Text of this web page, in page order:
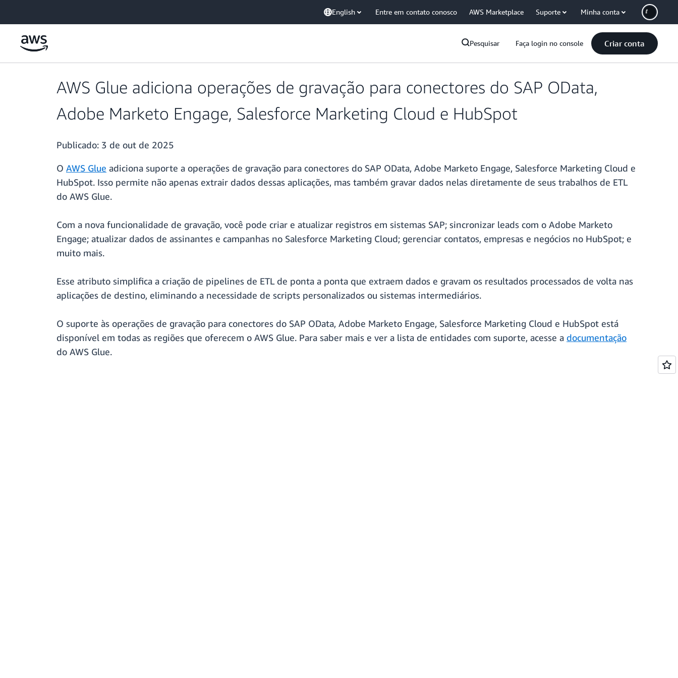
English Entre em contato conosco AWS Marketplace Suporte Minha conta
Pesquisar Faça login no console Criar conta
AWS Glue adiciona operações de gravação para conectores do SAP OData,
Adobe Marketo Engage, Salesforce Marketing Cloud e HubSpot
Publicado: 3 de out de 2025
O AWS Glue adiciona suporte a operações de gravação para conectores do SAP OData, Adobe Marketo Engage, Salesforce Marketing Cloud e
HubSpot. Isso permite não apenas extrair dados dessas aplicações, mas também gravar dados nelas diretamente de seus trabalhos de ETL
do AWS Glue.
Com a nova funcionalidade de gravação, você pode criar e atualizar registros em sistemas SAP; sincronizar leads com o Adobe Marketo
Engage; atualizar dados de assinantes e campanhas no Salesforce Marketing Cloud; gerenciar contatos, empresas e negócios no HubSpot; e
muito mais.
Esse atributo simplifica a criação de pipelines de ETL de ponta a ponta que extraem dados e gravam os resultados processados de volta nas
aplicações de destino, eliminando a necessidade de scripts personalizados ou sistemas intermediários.
O suporte às operações de gravação para conectores do SAP OData, Adobe Marketo Engage, Salesforce Marketing Cloud e HubSpot está
disponível em todas as regiões que oferecem o AWS Glue. Para saber mais e ver a lista de entidades com suporte, acesse a documentação
do AWS Glue.